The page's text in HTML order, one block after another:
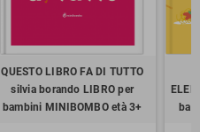
QUESTO LIBRO FA DI TUTTO
silvia borando LIBRO per
bambini MINIBOMBO età 3+